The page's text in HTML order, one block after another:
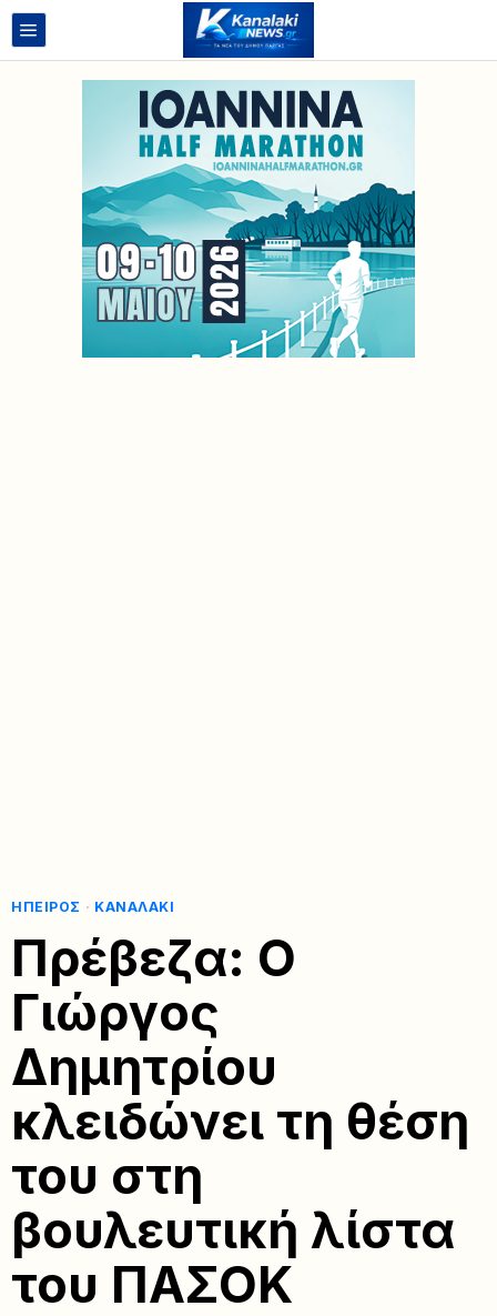
ΉΠΕΙΡΟΣ · ΚΑΝΑΛΆΚΙ
Πρέβεζα: Ο
Γιώργος
Δημητρίου
κλειδώνει τη θέση
του στη
βουλευτική λίστα
του ΠΑΣΟΚ